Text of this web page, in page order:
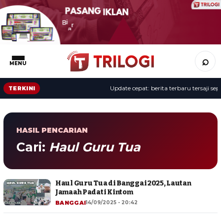
MENU ⌕
TERKINI Update cepat: berita terbaru tersaji
HASIL PENCARIAN
Cari: Haul Guru Tua
Haul Guru Tua di Banggai 2025, Lautan
Jamaah Padati Kintom
BANGGAI14/09/2025 - 20:42